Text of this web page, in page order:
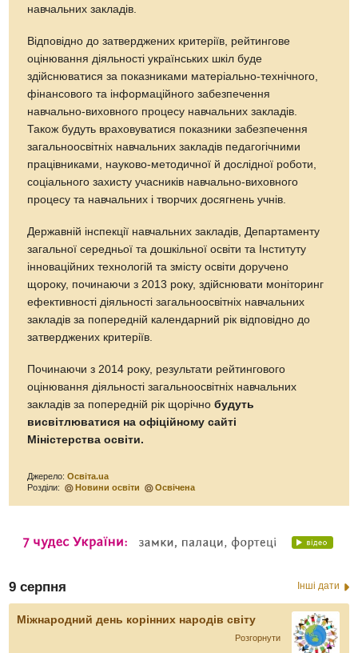
навчальних закладів.
Відповідно до затверджених критеріїв, рейтингове
оцінювання діяльності українських шкіл буде
здійснюватися за показниками матеріально-технічного,
фінансового та інформаційного забезпечення
навчально-виховного процесу навчальних закладів.
Також будуть враховуватися показники забезпечення
загальноосвітніх навчальних закладів педагогічними
працівниками, науково-методичної й дослідної роботи,
соціального захисту учасників навчально-виховного
процесу та навчальних і творчих досягнень учнів.
Державній інспекції навчальних закладів, Департаменту
загальної середньої та дошкільної освіти та Інституту
інноваційних технологій та змісту освіти доручено
щороку, починаючи з 2013 року, здійснювати моніторинг
ефективності діяльності загальноосвітніх навчальних
закладів за попередній календарний рік відповідно до
затверджених критеріїв.
Починаючи з 2014 року, результати рейтингового
оцінювання діяльності загальноосвітніх навчальних
закладів за попередній рік щорічнобудуть
висвітлюватися на офіційному сайті
Міністерства освіти.
Джерело:Освіта.ua
Розділи:
Новини освіти Освічена
9 серпня Інші дати
Міжнародний день корінних народів світу
Розгорнути